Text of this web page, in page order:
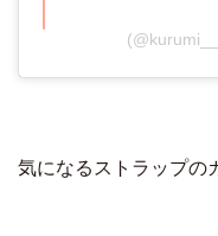
気になるストラップの